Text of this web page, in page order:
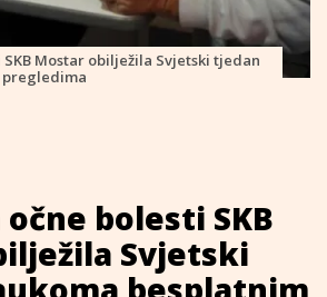
Mostar obilježila Svjetski tjedan
pregledima
bolesti SKB
Svjetski